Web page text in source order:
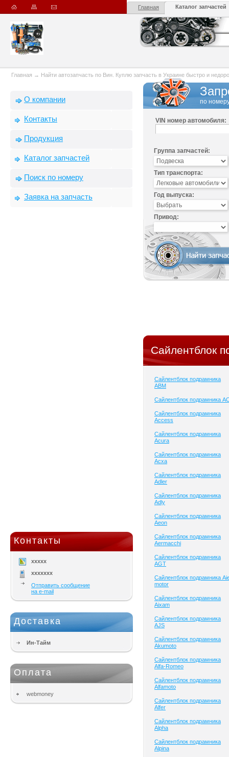
Главная Каталог запчастей
Главная → Найти автозапчасть по Вин. Куплю запчасть в Украине быстро и
О компании
Контакты
Продукция
Каталог запчастей
Поиск по номеру
Заявка на запчасть
Контакты
xxxxx
xxxxxxx
Отправить сообщение
на e-mail
Доставка
Ин-Тайм
Оплата
webmoney
по
VIN номер автомобиля:
Группа запчастей:
Тип транспорта:
Год выпуска:
Привод:
Сайлентблок
Сайлентблок подрамника
ABM
Сайлентблок подрамника
Сайлентблок подрамника
Access
Сайлентблок подрамника
Acura
Сайлентблок подрамника
Acxa
Сайлентблок подрамника
Adler
Сайлентблок подрамника
Adly
Сайлентблок подрамника
Aeon
Сайлентблок подрамника
Aermacchi
Сайлентблок подрамника
AGT
Сайлентблок подрамника
motor
Сайлентблок подрамника
Aixam
Сайлентблок подрамника
AJS
Сайлентблок подрамника
Akumoto
Сайлентблок подрамника
Alfa-Romeo
Сайлентблок подрамника
Alfamoto
Сайлентблок подрамника
Alfer
Сайлентблок подрамника
Alpha
Сайлентблок подрамника
Alpina